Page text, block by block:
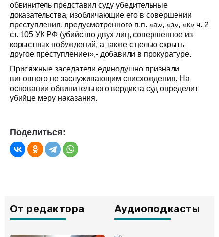
обвинитель представил суду убедительные
доказательства, изобличающие его в совершении
преступления, предусмотренного п.п. «а», «з», «к» ч. 2
ст. 105 УК РФ (убийство двух лиц, совершенное из
корыстных побуждений, а также с целью скрыть
другое преступление)»,- добавили в прокуратуре.
Присяжные заседатели единодушно признали
виновного не заслуживающим снисхождения. На
основании обвинительного вердикта суд определит
убийце меру наказания.
Поделиться:
От редактора Аудиоподкасты